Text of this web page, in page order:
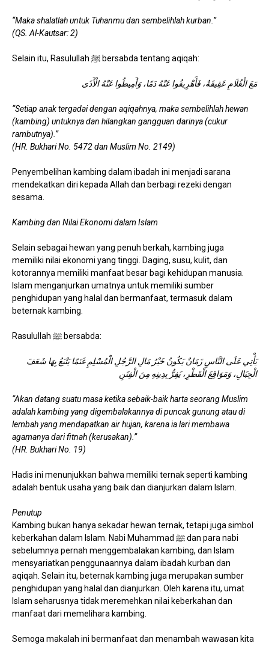
“Maka shalatlah untuk Tuhanmu dan sembelihlah kurban.”
(QS. Al-Kautsar: 2)
Selain itu, Rasulullah ﷺ bersabda tentang aqiqah:
مَعَ الْغُلَامِ عَقِيقَةٌ، فَأَهْرِيقُوا عَنْهُ دَمًا، وَأَمِيطُوا عَنْهُ الْأَذَى
“Setiap anak tergadai dengan aqiqahnya, maka sembelihlah hewan
(kambing) untuknya dan hilangkan gangguan darinya (cukur
rambutnya).”
(HR. Bukhari No. 5472 dan Muslim No. 2149)
Penyembelihan kambing dalam ibadah ini menjadi sarana
mendekatkan diri kepada Allah dan berbagi rezeki dengan
sesama.
Kambing dan Nilai Ekonomi dalam Islam
Selain sebagai hewan yang penuh berkah, kambing juga
memiliki nilai ekonomi yang tinggi. Daging, susu, kulit, dan
kotorannya memiliki manfaat besar bagi kehidupan manusia.
Islam menganjurkan umatnya untuk memiliki sumber
penghidupan yang halal dan bermanfaat, termasuk dalam
beternak kambing.
Rasulullah ﷺ bersabda:
يَأْتِي عَلَى النَّاسِ زَمَانٌ يَكُونُ خَيْرُ مَالِ الرَّجُلِ الْمُسْلِمِ غَنَمًا يَتْبَعُ بِهَا شَعَفَ
الْجِبَالِ، وَمَوَاقِعَ الْقَطْرِ، يَفِرُّ بِدِينِهِ مِنَ الْفِتَنِ
“Akan datang suatu masa ketika sebaik-baik harta seorang Muslim
adalah kambing yang digembalakannya di puncak gunung atau di
lembah yang mendapatkan air hujan, karena ia lari membawa
agamanya dari fitnah (kerusakan).”
(HR. Bukhari No. 19)
Hadis ini menunjukkan bahwa memiliki ternak seperti kambing
adalah bentuk usaha yang baik dan dianjurkan dalam Islam.
Penutup
Kambing bukan hanya sekadar hewan ternak, tetapi juga simbol
keberkahan dalam Islam. Nabi Muhammad ﷺ dan para nabi
sebelumnya pernah menggembalakan kambing, dan Islam
mensyariatkan penggunaannya dalam ibadah kurban dan
aqiqah. Selain itu, beternak kambing juga merupakan sumber
penghidupan yang halal dan dianjurkan. Oleh karena itu, umat
Islam seharusnya tidak meremehkan nilai keberkahan dan
manfaat dari memelihara kambing.
Semoga makalah ini bermanfaat dan menambah wawasan kita